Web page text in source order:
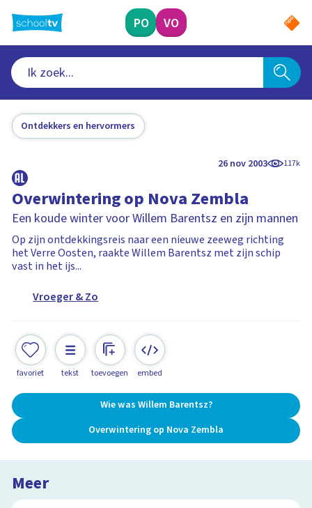
naar
hoofdinhoud
PO VO
Ontdekkers en hervormers
26 nov 2003 117k
Overwintering op Nova Zembla
Een koude winter voor Willem Barentsz en zijn mannen
Op zijn ontdekkingsreis naar een nieuwe zeeweg richting
het Verre Oosten, raakte Willem Barentsz met zijn schip
vast in het ijs...
Vroeger & Zo
favoriet tekst toevoegen embed
Wie was Willem Barentsz?
Overwintering op Nova Zembla
Meer